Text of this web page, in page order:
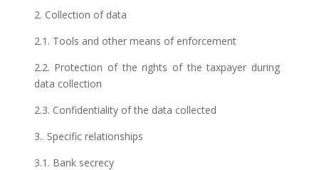
2. Collection of data
2.1. Tools and other means of enforcement
2.2. Protection of the rights of the taxpayer during
data collection
2.3. Confidentiality of the data collected
3.. Specific relationships
3.1. Bank secrecy